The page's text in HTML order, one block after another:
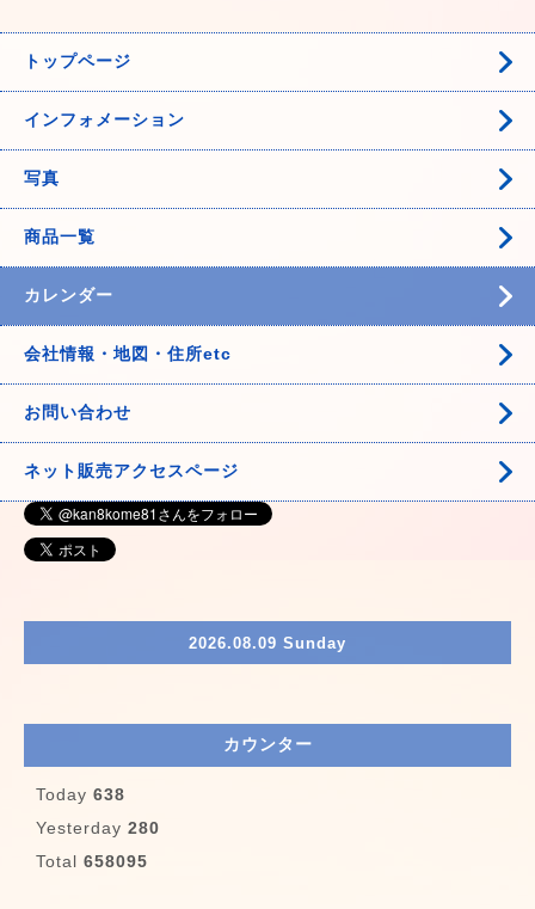
トップページ
インフォメーション
写真
商品一覧
カレンダー
会社情報・地図・住所etc
お問い合わせ
ネット販売アクセスページ
2026.08.09 Sunday
カウンター
Today 638
Yesterday 280
Total 658095